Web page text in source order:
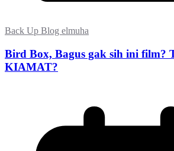
Back Up Blog elmuha
Bird Box, Bagus gak sih ini film?
KIAMAT?